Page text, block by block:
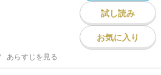
試し読み
お気に入り
あらすじを見る